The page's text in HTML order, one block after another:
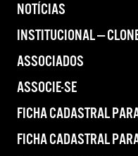
NOTÍCIAS
INSTITUCIONAL —
ASSOCIADOS
ASSOCIE-SE
FICHA CADASTRAL
FICHA CADASTRAL